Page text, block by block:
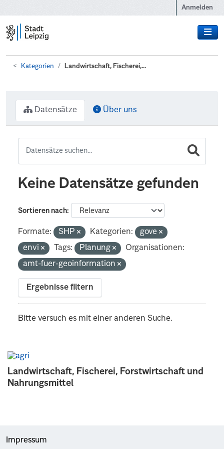
Anmelden
Kategorien Landwirtschaft, Fischerei,...
Landwirtschaft, Fischerei, Forstwirtschaft und
Nahrungsmittel
Datensätze Über uns
Keine Datensätze gefunden
Sortieren nach
Formate: SHP Kategorien:
gove
envi
Tags: Planung
Organisationen:
amt-fuer-geoinformation
Ergebnisse filtern
Bitte versuch es mit einer anderen Suche.
Impressum